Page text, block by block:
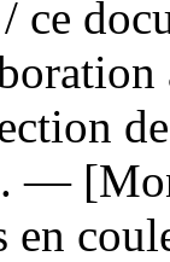
/ ce
—
en